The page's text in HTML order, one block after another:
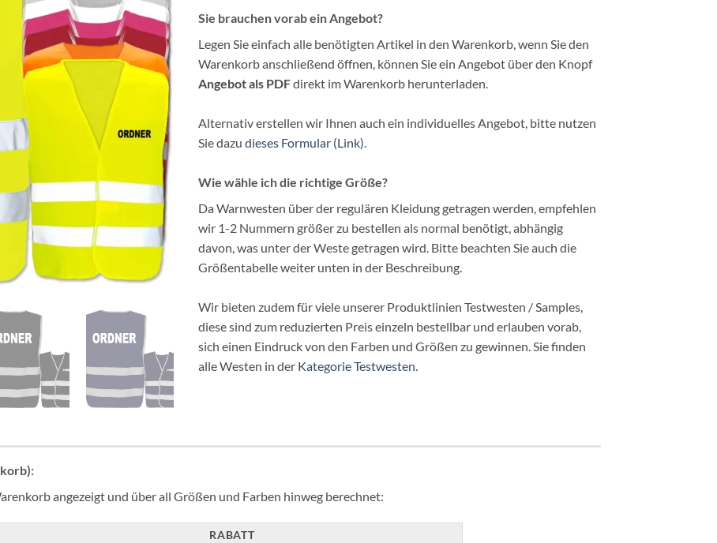
Sie brauchen vorab ein Angebot?
Legen Sie einfach alle benötigten Artikel in den Warenkorb, wenn Sie den
Warenkorb anschließend öffnen, können Sie ein Angebot über den Knopf
Angebot als PDFdirekt im Warenkorb herunterladen.
Alternativ erstellen wir Ihnen auch ein individuelles Angebot, bitte nutzen
Sie dazu dieses Formular (Link).
Wie wähle ich die richtige Größe?
Da Warnwesten über der regulären Kleidung getragen werden, empfehlen
wir 1-2 Nummern größer zu bestellen als normal benötigt, abhängig
davon, was unter der Weste getragen wird. Bitte beachten Sie auch die
Größentabelle weiter unten in der Beschreibung.
Wir bieten zudem für viele unserer Produktlinien Testwesten / Samples,
diese sind zum reduzierten Preis einzeln bestellbar und erlauben vorab,
sich einen Eindruck von den Farben und Größen zu gewinnen. Sie finden
alle Westen in der Kategorie Testwesten.
angezeigt und über all Größen und Farben hinweg berechnet:
RABATT